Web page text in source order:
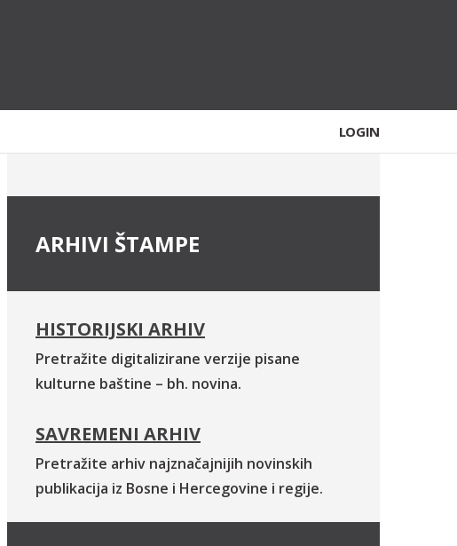
LOGIN
ARHIVI ŠTAMPE
HISTORIJSKI ARHIV
Pretražite digitalizirane verzije pisane
kulturne baštine – bh. novina.
SAVREMENI ARHIV
Pretražite arhiv najznačajnijih novinskih
publikacija iz Bosne i Hercegovine i regije.